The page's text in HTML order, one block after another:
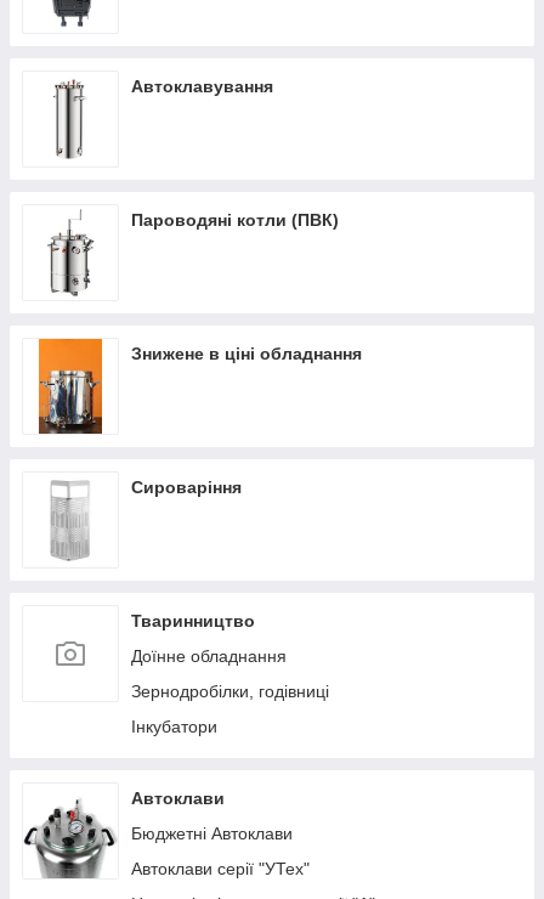
Автоклавування
Пароводяні котли (ПВК)
Знижене в ціні обладнання
Сироваріння
Тваринництво
Доїнне обладнання
Зернодробілки, годівниці
Інкубатори
Автоклави
Бюджетні Автоклави
Автоклави серії "УТех"